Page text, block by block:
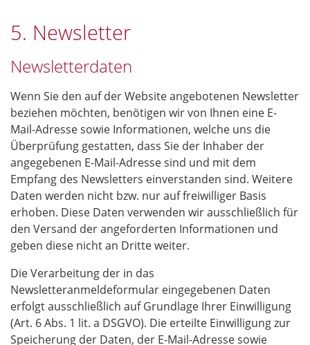
5. Newsletter
Newsletterdaten
Wenn Sie den auf der Website angebotenen Newsletter
beziehen möchten, benötigen wir von Ihnen eine E-
Mail-Adresse sowie Informationen, welche uns die
Überprüfung gestatten, dass Sie der Inhaber der
angegebenen E-Mail-Adresse sind und mit dem
Empfang des Newsletters einverstanden sind. Weitere
Daten werden nicht bzw. nur auf freiwilliger Basis
erhoben. Diese Daten verwenden wir ausschließlich für
den Versand der angeforderten Informationen und
geben diese nicht an Dritte weiter.
Die Verarbeitung der in das
Newsletteranmeldeformular eingegebenen Daten
erfolgt ausschließlich auf Grundlage Ihrer Einwilligung
(Art. 6 Abs. 1 lit. a DSGVO). Die erteilte Einwilligung zur
Speicherung der Daten, der E-Mail-Adresse sowie